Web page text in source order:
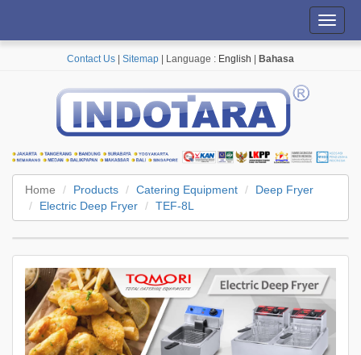
Contact Us Sitemap | Language : English Bahasa
Home Products Catering Equipment
Deep Fryer
Electric Deep Fryer
TEF-8L